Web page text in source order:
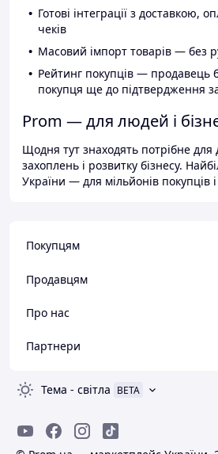
Готові інтеграції з доставкою,
чеків
Масовий імпорт товарів — без
Рейтинг покупців — продавець
покупця ще до підтвердження
Prom — для людей і
Щодня тут знаходять потрібне для
захоплень і розвитку бізнесу.
України — для мільйонів покупців
Покупцям
Продавцям
Про нас
Партнери
Тема - світла BETA